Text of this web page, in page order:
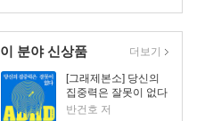
이 분야 신상품
[그래제본소] 당신의
집중력은 잘못이 없다
반건호 저
더보기